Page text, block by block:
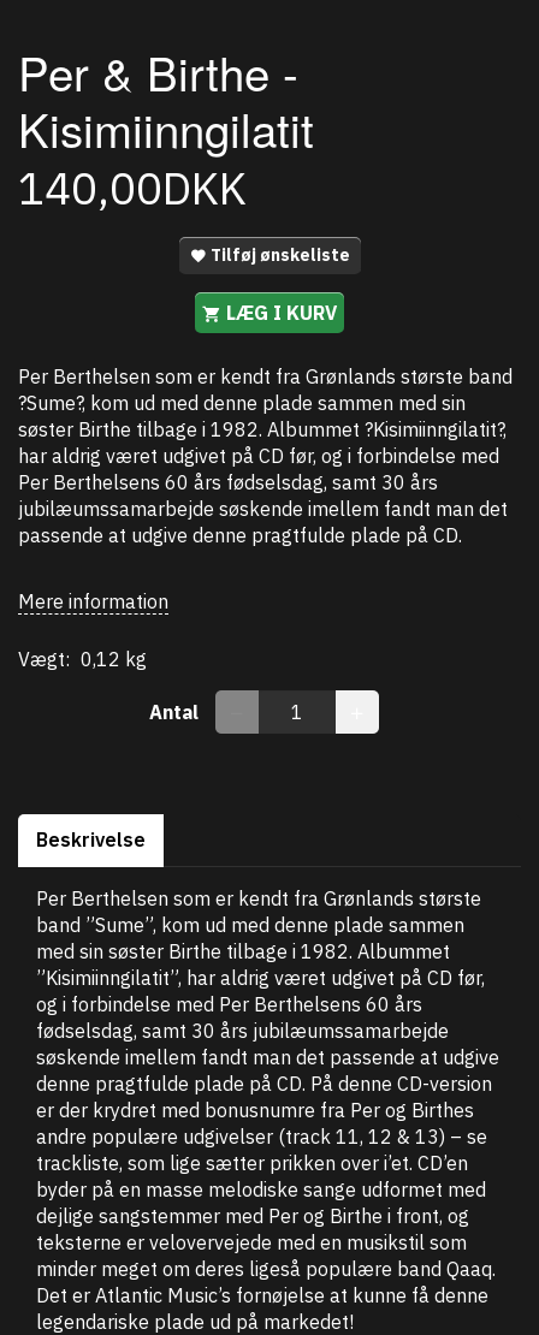
Per & Birthe -
Kisimiinngilatit
140,00DKK
Tilføj ønskeliste
LÆG I KURV
Per Berthelsen som er kendt fra Grønlands største band
?Sume?, kom ud med denne plade sammen med sin
søster Birthe tilbage i 1982. Albummet ?Kisimiinngilatit?,
har aldrig været udgivet på CD før, og i forbindelse med
Per Berthelsens 60 års fødselsdag, samt 30 års
jubilæumssamarbejde søskende imellem fandt man det
passende at udgive denne pragtfulde plade på CD.
Mere information
Vægt: 0,12 kg
Antal
Beskrivelse
Per Berthelsen som er kendt fra Grønlands største
band ”Sume”, kom ud med denne plade sammen
med sin søster Birthe tilbage i 1982. Albummet
”Kisimiinngilatit”, har aldrig været udgivet på CD før,
og i forbindelse med Per Berthelsens 60 års
fødselsdag, samt 30 års jubilæumssamarbejde
søskende imellem fandt man det passende at udgive
denne pragtfulde plade på CD. På denne CD-version
er der krydret med bonusnumre fra Per og Birthes
andre populære udgivelser (track 11, 12 & 13) – se
trackliste, som lige sætter prikken over i’et. CD’en
byder på en masse melodiske sange udformet med
dejlige sangstemmer med Per og Birthe i front, og
teksterne er velovervejede med en musikstil som
minder meget om deres ligeså populære band Qaaq.
Det er Atlantic Music’s fornøjelse at kunne få denne
legendariske plade ud på markedet!